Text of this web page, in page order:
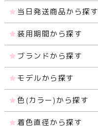
当日発送商品から探す
装用期間から探す
ブランドから探す
モデルから探す
色(カラー)から探す
着色直径から探す